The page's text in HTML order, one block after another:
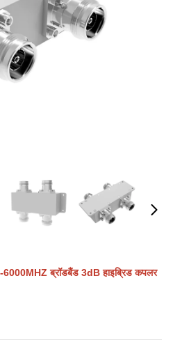
ब्रॉडबैंड 3dB हाइब्रिड कपलर